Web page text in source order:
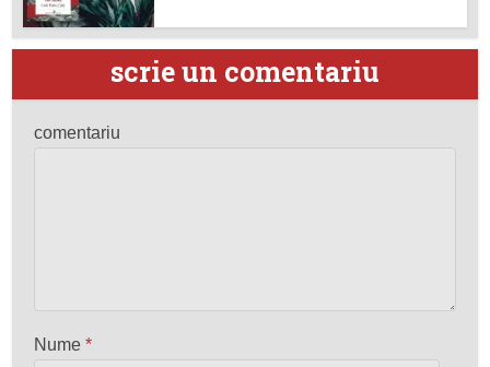
scrie un comentariu
comentariu
Nume*